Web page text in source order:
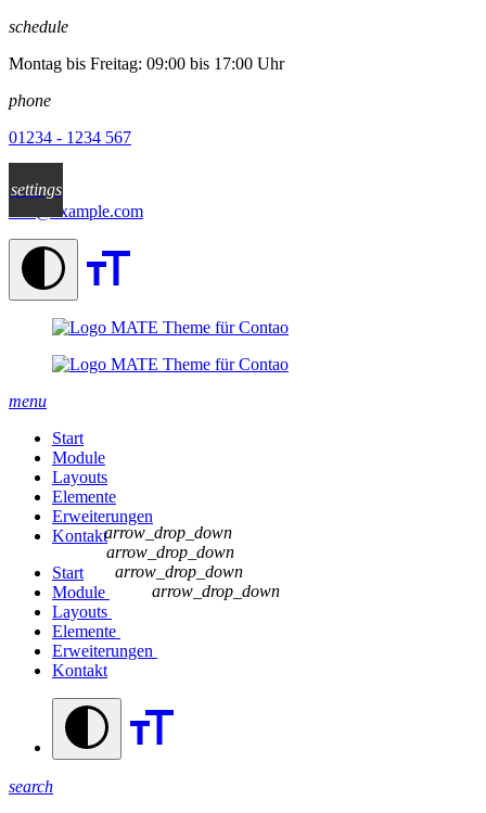
schedule
Montag bis Freitag: 09:00 bis 17:00 Uhr
phone
01234 - 1234 567
info@example.com
menu
Start
Module
Layouts
Elemente
Erweiterungen
Kontakt
Start
Module
arrow_drop_down
Layouts
arrow_drop_down
Elemente
arrow_drop_down
Erweiterungen
arrow_drop_down
Kontakt
search
settings